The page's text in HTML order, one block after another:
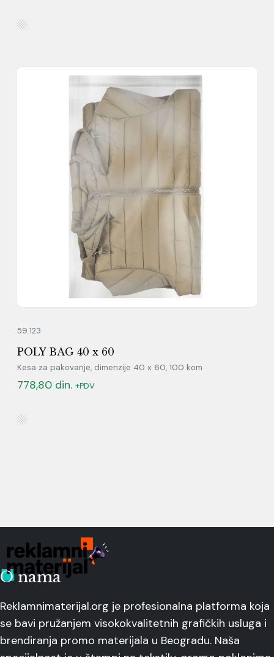
59.123
POLY BAG 40 x 60
Kesa za pakovanje, dimenzije 40 x 60, 100 kom
778,80 din. +PDV
O nama
Reklamnimaterijal.org je profesionalna platforma koja
se bavi pružanjem visokokvalitetnih grafičkih usluga i
brendiranja promo materijala u Beogradu. Naša